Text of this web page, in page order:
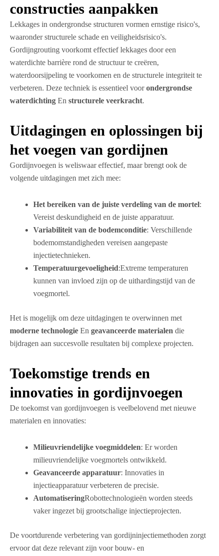
constructies aanpakken
Lekkages in ondergrondse structuren vormen ernstige risico's,
waaronder structurele schade en veiligheidsrisico's.
Gordijngrouting voorkomt effectief lekkages door een
waterdichte barrière rond de structuur te creëren,
waterdoorsijpeling te voorkomen en de structurele integriteit te
verbeteren. Deze techniek is essentieel voorondergrondse
waterdichting En structurele veerkracht.
Uitdagingen en oplossingen bij
het voegen van gordijnen
Gordijnvoegen is weliswaar effectief, maar brengt ook de
volgende uitdagingen met zich mee:
Het bereiken van de juiste verdeling van de mortel:
Vereist deskundigheid en de juiste apparatuur.
Variabiliteit van de bodemconditie: Verschillende
bodemomstandigheden vereisen aangepaste
injectietechnieken.
Temperatuurgevoeligheid:Extreme temperaturen
kunnen van invloed zijn op de uithardingstijd van de
voegmortel.
Het is mogelijk om deze uitdagingen te overwinnen met
moderne technologie En geavanceerde materialen die
bijdragen aan succesvolle resultaten bij complexe projecten.
Toekomstige trends en
innovaties in gordijnvoegen
De toekomst van gordijnvoegen is veelbelovend met nieuwe
materialen en innovaties:
Milieuvriendelijke voegmiddelen: Er worden
milieuvriendelijke voegmortels ontwikkeld.
Geavanceerde apparatuur: Innovaties in
injectieapparatuur verbeteren de precisie.
AutomatiseringRobottechnologieën worden steeds
vaker ingezet bij grootschalige injectieprojecten.
De voortdurende verbetering van gordijninjectiemethoden zorgt
ervoor dat deze relevant zijn voor bouw- en